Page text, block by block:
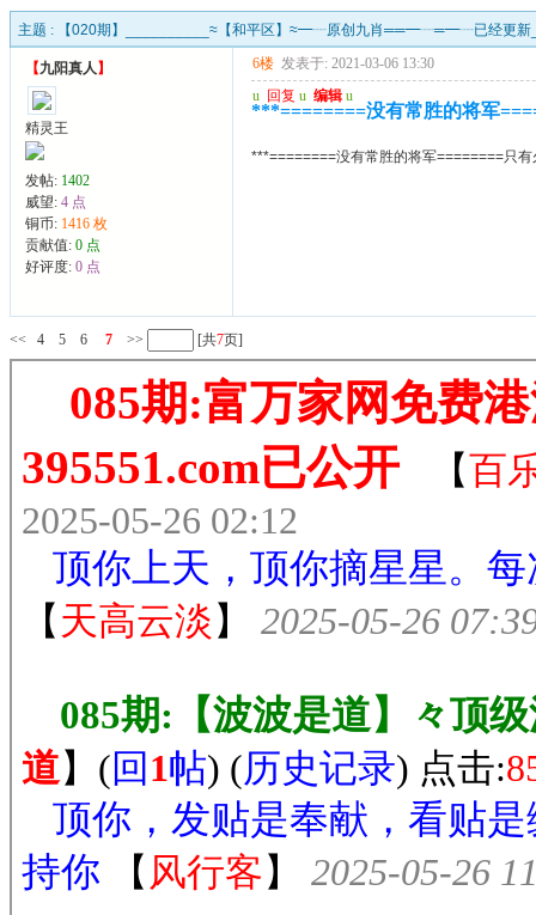
主题 : 【020期】__________≈【和平区】≈━┈原创九肖══━┈═━┈已经更新
【九阳真人 】
精灵王
发帖: 1402
威望: 4 点
铜币: 1416 枚
贡献值: 0 点
好评度: 0 点
6楼 发表于: 2021-03-06 13:30
u 回复 u 编辑 u
***========没有常胜的将军
***========没有常胜的将军========只
<< 4 5 6 7 >> [共7页]